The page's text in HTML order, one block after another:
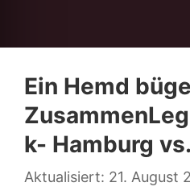
Ein Hemd
k- Hamburg
21. August